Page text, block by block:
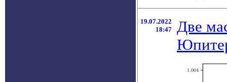
19.07.2022
18:47
Две